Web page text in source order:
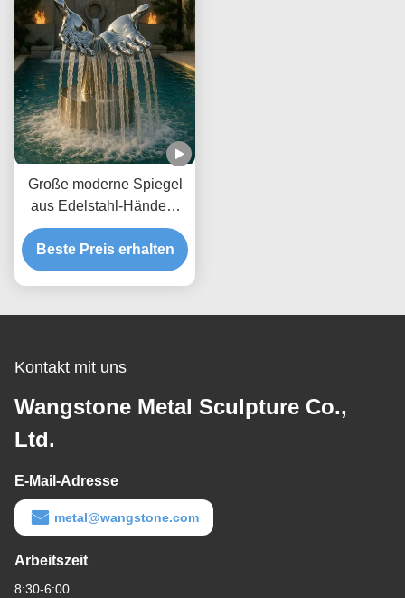
Große moderne Spiegel
aus Edelstahl-Händen-
Fountain-Skulptur
Beste Preis erhalten
Kontakt mit uns
Wangstone Metal Sculpture Co.,
Ltd.
E-Mail-Adresse
metal@wangstone.com
Arbeitszeit
8:30-6:00